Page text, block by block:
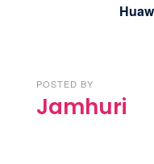
POSTED BY
Jamhuri